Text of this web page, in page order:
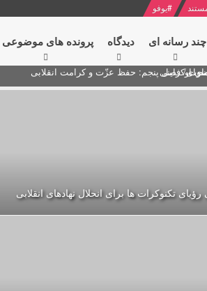
#یوفو
چند رسانه ای دیدگاه‌ پرونده های موضوعی
اوکراینی
صوت
تکنوکرات ها برای انحلال نهادهای انقلابی